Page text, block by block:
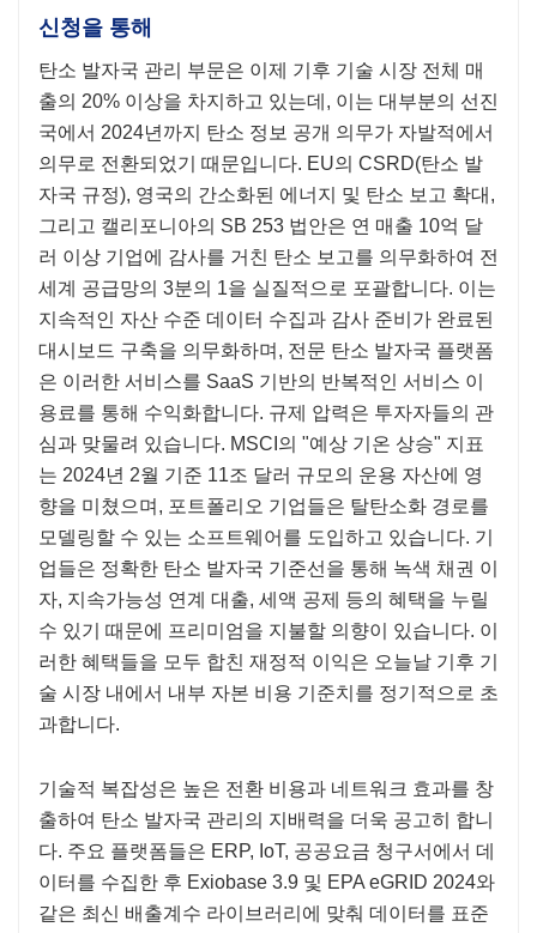
신청을 통해
탄소 발자국 관리 부문은 이제 기후 기술 시장 전체 매
출의 20% 이상을 차지하고 있는데, 이는 대부분의 선진
국에서 2024년까지 탄소 정보 공개 의무가 자발적에서
의무로 전환되었기 때문입니다. EU의 CSRD(탄소 발
자국 규정), 영국의 간소화된 에너지 및 탄소 보고 확대,
그리고 캘리포니아의 SB 253 법안은 연 매출 10억 달
러 이상 기업에 감사를 거친 탄소 보고를 의무화하여 전
세계 공급망의 3분의 1을 실질적으로 포괄합니다. 이는
지속적인 자산 수준 데이터 수집과 감사 준비가 완료된
대시보드 구축을 의무화하며, 전문 탄소 발자국 플랫폼
은 이러한 서비스를 SaaS 기반의 반복적인 서비스 이
용료를 통해 수익화합니다. 규제 압력은 투자자들의 관
심과 맞물려 있습니다. MSCI의 "예상 기온 상승" 지표
는 2024년 2월 기준 11조 달러 규모의 운용 자산에 영
향을 미쳤으며, 포트폴리오 기업들은 탈탄소화 경로를
모델링할 수 있는 소프트웨어를 도입하고 있습니다. 기
업들은 정확한 탄소 발자국 기준선을 통해 녹색 채권 이
자, 지속가능성 연계 대출, 세액 공제 등의 혜택을 누릴
수 있기 때문에 프리미엄을 지불할 의향이 있습니다. 이
러한 혜택들을 모두 합친 재정적 이익은 오늘날 기후 기
술 시장 내에서 내부 자본 비용 기준치를 정기적으로 초
과합니다.
기술적 복잡성은 높은 전환 비용과 네트워크 효과를 창
출하여 탄소 발자국 관리의 지배력을 더욱 공고히 합니
다. 주요 플랫폼들은 ERP, IoT, 공공요금 청구서에서 데
이터를 수집한 후 Exiobase 3.9 및 EPA eGRID 2024와
같은 최신 배출계수 라이브러리에 맞춰 데이터를 표준